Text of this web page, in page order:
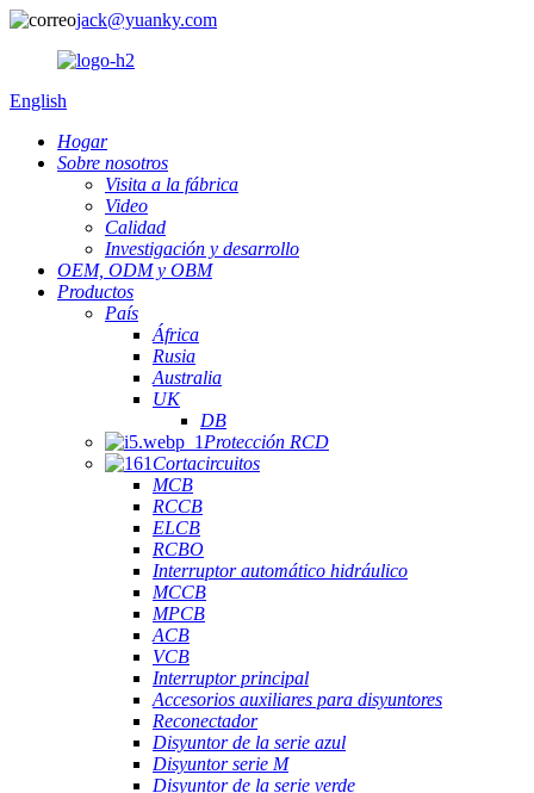
jack@yuanky.com
English
Hogar
Sobre nosotros
Visita a la fábrica
Video
Calidad
Investigación y desarrollo
OEM, ODM y OBM
Productos
País
África
Rusia
Australia
UK
DB
Protección RCD
Cortacircuitos
MCB
RCCB
ELCB
RCBO
Interruptor automático hidráulico
MCCB
MPCB
ACB
VCB
Interruptor principal
Accesorios auxiliares para disyuntores
Reconectador
Disyuntor de la serie azul
Disyuntor serie M
Disyuntor de la serie verde